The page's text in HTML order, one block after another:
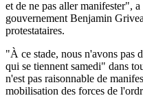
et de ne pas aller manifester",
gouvernement Benjamin
protestataires.
"À ce stade, nous n'avons pas
qui se tiennent samedi" dans
n'est pas raisonnable de
mobilisation des forces de